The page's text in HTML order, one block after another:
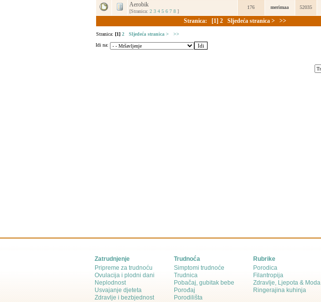
Aerobik
[Stranica: 2 3 4 5 6 7 8]
176 merimaa 52035
Stranica: [1] 2 Sljedeća stranica > >>
Stranica: [1] 2 Sljedeća stranica > >>
Idi na:
Zatrudnjenje
Pripreme za trudnoću
Ovulacija i plodni dani
Neplodnost
Usvajanje djeteta
Zdravlje i bezbjednost
Trudnoća
Simptomi trudnoće
Trudnica
Pobačaj, gubitak bebe
Porođaj
Porodilišta
Rubrike
Porodica
Filantropija
Zdravlje, Ljepota & Moda
Ringerajina kuhinja